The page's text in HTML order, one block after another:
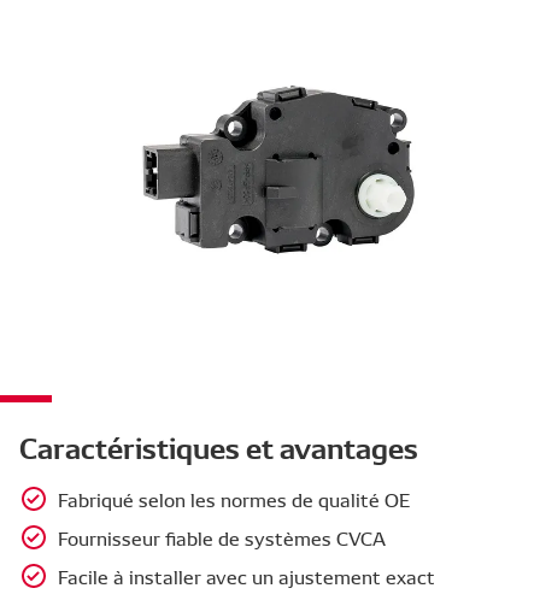
Caractéristiques et avantages
Fabriqué selon les normes de qualité OE
Fournisseur fiable de systèmes CVCA
Facile à installer avec un ajustement exact